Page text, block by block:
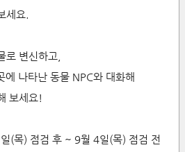
세요.
로 변신하고,
에 나타난 동물 NPC와 대화해
보세요!
(목) 점검 후 ~ 9월 4일(목) 점검 전